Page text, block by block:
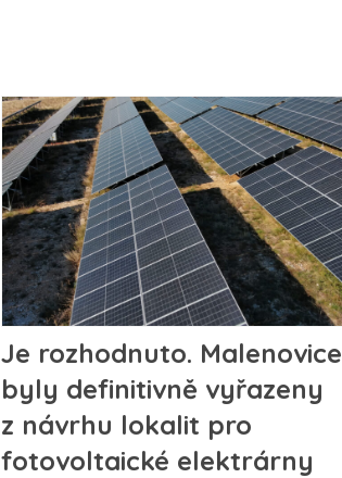
Je rozhodnuto. Malenovice
byly definitivně vyřazeny
z návrhu lokalit pro
fotovoltaické elektrárny